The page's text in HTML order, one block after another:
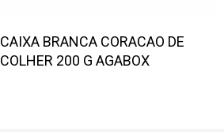
CAIXA BRANCA CORACAO DE
COLHER 200 G AGABOX